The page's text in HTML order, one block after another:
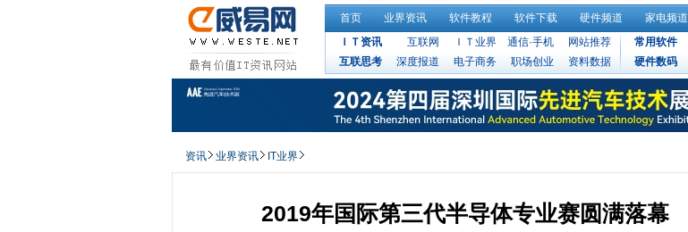
首页 业界资讯 软件教程 软件下载 硬件频道 家电频道
ＩＴ资讯
互联网 ＩＴ业界 通信·手机
网站推荐
互联思考
深度报道 电子商务 职场创业 资料数据
常用软件
硬件数码
资讯 业界资讯 IT业界
2019年国际第三代半导体专业赛圆满落幕